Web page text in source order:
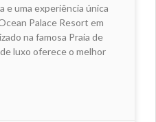
e uma experiência única
Palace Resort em
na famosa Praia de
luxo oferece o melhor